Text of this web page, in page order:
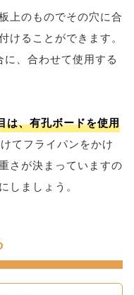
上のものでその穴に合
けることができます。
、合わせて使用する
は、有孔ボードを使用
てフライパンをかけ
さが決まっていますの
しましょう。